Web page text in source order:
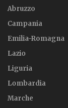
Abruzzo
Campania
Emilia-Romagna
Lazio
Liguria
Lombardia
Marche